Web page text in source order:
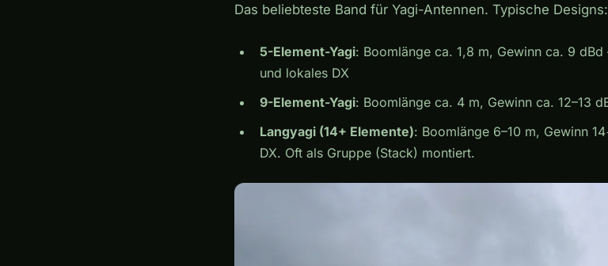
Das beliebteste Band für Yagi-Antennen. Typische Designs:
5-Element-Yagi: Boomlänge ca. 1,8 m, Gewinn ca. 9
und lokales DX
9-Element-Yagi: Boomlänge ca. 4 m, Gewinn ca. 12–13
Langyagi (14+ Elemente): Boomlänge 6–10 m, Gewinn
DX. Oft als Gruppe (Stack) montiert.